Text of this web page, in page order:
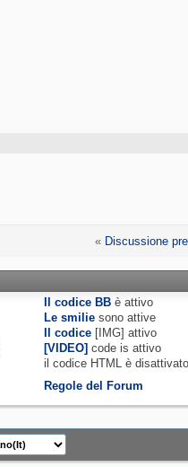
« Discussione
Il codice BB èattivo
Le smilie sono attive
Il codice [IMG]attivo
[VIDEO] code isattivo
il codice HTML è
Regole del Forum